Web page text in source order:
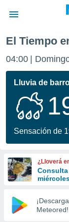
de
por
se
calidad.
a este
las
y
forma
digital
basada
El Tiempo
04:00
Lluvia de
Sensación de
¿Lloverá
¡Descarga
Meteored!